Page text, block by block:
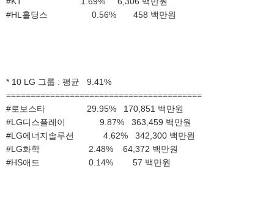
#HL홀딩스 0.56% 458 백만원
* 10 LG 그룹 : 평균 9.41%
========================================
#로보스타 29.95% 170,851 백만원
#LG디스플레이 9.87% 363,459 백만원
#LG에너지솔루션 4.62% 342,300 백만원
#LG화학 2.48% 64,372 백만원
#HS애드 0.14% 57 백만원